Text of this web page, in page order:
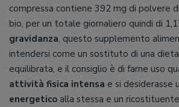
compressa contiene 392 mg di polvere
bio, per un totale giornaliero quindi di
gravidanza, questo supplemento
intendersi come un sostituto di una
equilibrata, e il consiglio è di farne uso
attività fisica intensa e si desiderasse
energetico alla stessa e un